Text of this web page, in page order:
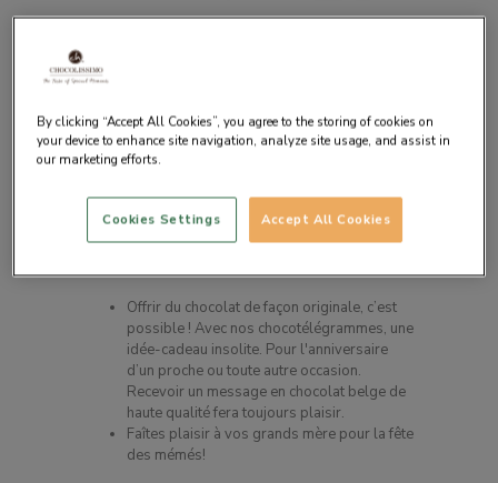
Offrir du chocolat de façon originale, c’est
possible ! Avec nos chocotélégrammes, une
idée-cadeau insolite. Pour l'anniversaire
d’un proche ou toute autre occasion.
Recevoir un message en chocolat belge de
haute qualité fera toujours plaisir.
Faîtes plaisir à vos grands mère pour la fête
des mémés!
By clicking “Accept All Cookies”, you agree to the storing of cookies on
your device to enhance site navigation, analyze site usage, and assist in
our marketing efforts.
Accept All Cookies
Cookies Settings